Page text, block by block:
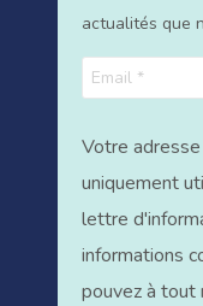
actualités que
Votre
uniquement
lettre
informations
pouvez à tout